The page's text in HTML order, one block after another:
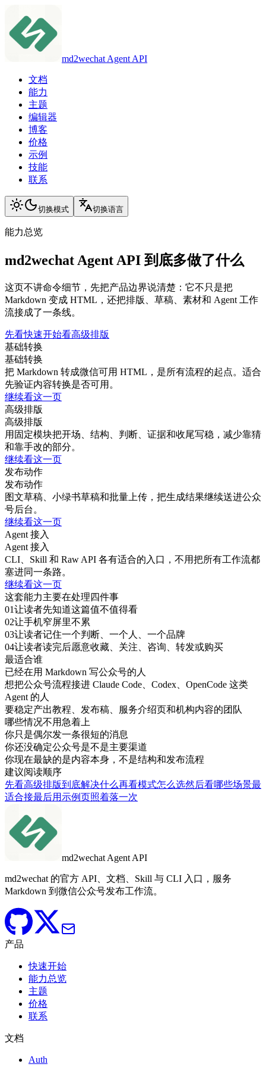
md2wechat Agent API
文档
能力
主题
编辑器
博客
价格
示例
技能
联系
切换模式 切换语言
能力总览
md2wechat Agent API 到底多做了什么
这页不讲命令细节，先把产品边界说清楚：它不只是把
Markdown 变成 HTML，还把排版、草稿、素材和 Agent 工作
流接成了一条线。
先看快速开始看高级排版
基础转换
基础转换
把 Markdown 转成微信可用 HTML，是所有流程的起点。适合
先验证内容转换是否可用。
继续看这一页
高级排版
高级排版
用固定模块把开场、结构、判断、证据和收尾写稳，减少靠猜
和靠手改的部分。
继续看这一页
发布动作
发布动作
图文草稿、小绿书草稿和批量上传，把生成结果继续送进公众
号后台。
继续看这一页
Agent 接入
Agent 接入
CLI、Skill 和 Raw API 各有适合的入口，不用把所有工作流都
塞进同一条路。
继续看这一页
这套能力主要在处理四件事
01让读者先知道这篇值不值得看
02让手机窄屏里不累
03让读者记住一个判断、一个人、一个品牌
04让读者读完后愿意收藏、关注、咨询、转发或购买
最适合谁
已经在用 Markdown 写公众号的人
想把公众号流程接进 Claude Code、Codex、OpenCode 这类
Agent 的人
要稳定产出教程、发布稿、服务介绍页和机构内容的团队
哪些情况不用急着上
你只是偶尔发一条很短的消息
你还没确定公众号是不是主要渠道
你现在最缺的是内容本身，不是结构和发布流程
建议阅读顺序
先看高级排版到底解决什么再看模式怎么选然后看哪些场景最
适合接最后用示例页照着落一次
md2wechat Agent API
md2wechat 的官方 API、文档、Skill 与 CLI 入口，服务
Markdown 到微信公众号发布工作流。
产品
快速开始
能力总览
主题
价格
联系
文档
Auth